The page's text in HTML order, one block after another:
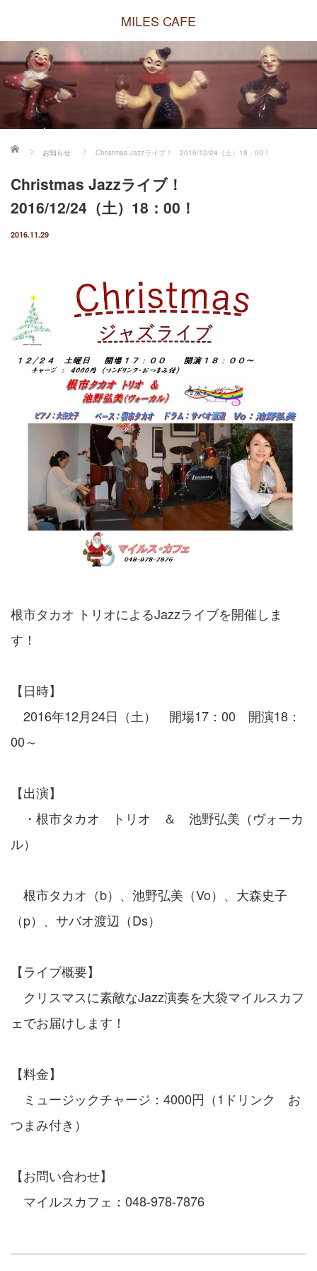
MILES CAFE
ホーム お知らせ Christmas Jazzライブ！ 2016/12/24（土）18：00！
Christmas Jazzライブ！
2016/12/24（土）18：00！
2016.11.29
根市タカオ トリオによるJazzライブを開催しま
す！
【日時】
2016年12月24日（土） 開場17：00 開演18：
00～
【出演】
・根市タカオ トリオ ＆ 池野弘美（ヴォーカ
ル）
根市タカオ（b）、池野弘美（Vo）、大森史子
（p）、サバオ渡辺（Ds）
【ライブ概要】
クリスマスに素敵なJazz演奏を大袋マイルスカフ
ェでお届けします！
【料金】
ミュージックチャージ：4000円（1ドリンク お
つまみ付き）
【お問い合わせ】
マイルスカフェ：048-978-7876